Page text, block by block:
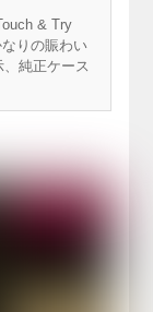
& Try
りの賑わい
純正ケース